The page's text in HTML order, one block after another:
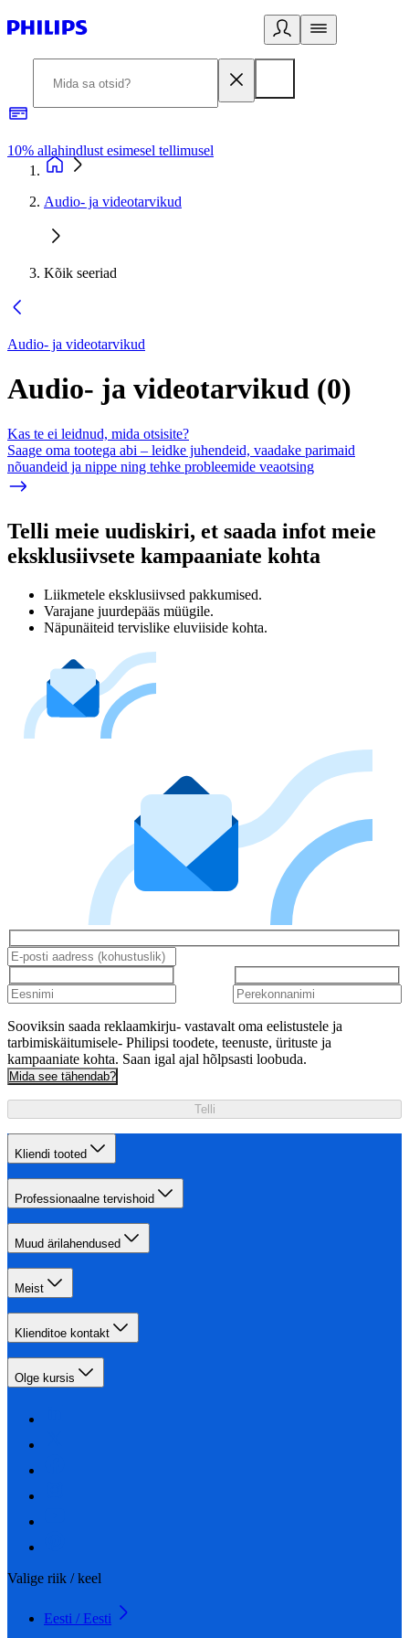
10% allahindlust esimesel tellimusel
Audio- ja videotarvikud
Kõik seeriad
Audio- ja videotarvikud
Audio- ja videotarvikud (0)
Kas te ei leidnud, mida otsisite?
Saage oma tootega abi – leidke juhendeid, vaadake parimaid
nõuandeid ja nippe ning tehke probleemide veaotsing
Telli meie uudiskiri, et saada infot meie
eksklusiivsete kampaaniate kohta
Liikmetele eksklusiivsed pakkumised.
Varajane juurdepääs müügile.
Näpunäiteid tervislike eluviiside kohta.
Sooviksin saada reklaamkirju- vastavalt oma eelistustele ja
tarbimiskäitumisele- Philipsi toodete, teenuste, ürituste ja
kampaaniate kohta. Saan igal ajal hõlpsasti loobuda.
Mida see tähendab?
Telli
Kliendi tooted
Professionaalne tervishoid
Muud ärilahendused
Meist
Klienditoe kontakt
Olge kursis
Valige riik / keel
Eesti / Eesti